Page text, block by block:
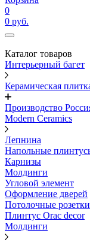
0
0 руб.
Каталог товаров
Интерьерный багет
Керамическая
Производство
Modern Ceramics
Лепнина
Напольные
Карнизы
Молдинги
Угловой элемент
Оформление дверей
Потолочные розетки
Плинтус Orac decor
Молдинги